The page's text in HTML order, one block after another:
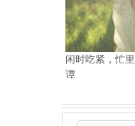
闲时吃紧，忙
谭